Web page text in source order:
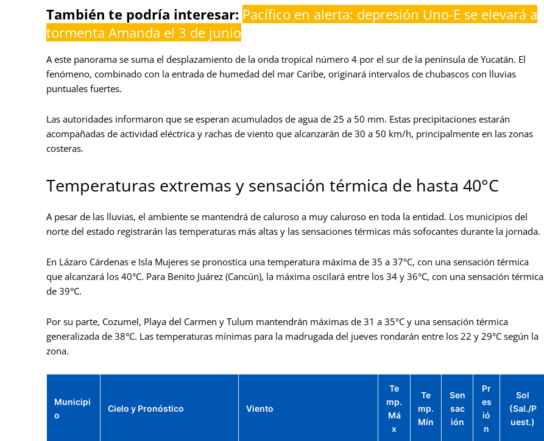
También te podría interesar: Pacífico en alerta: depresión Uno-E se elevará a
tormenta Amanda el 3 de junio
A este panorama se suma el desplazamiento de la onda tropical número 4 por el sur de la península de Yucatán. El
fenómeno, combinado con la entrada de humedad del mar Caribe, originará intervalos de chubascos con lluvias
puntuales fuertes.
Las autoridades informaron que se esperan acumulados de agua de 25 a 50 mm. Estas precipitaciones estarán
acompañadas de actividad eléctrica y rachas de viento que alcanzarán de 30 a 50 km/h, principalmente en las zonas
costeras.
Temperaturas extremas y sensación térmica de hasta 40°C
A pesar de las lluvias, el ambiente se mantendrá de caluroso a muy caluroso en toda la entidad. Los municipios del
norte del estado registrarán las temperaturas más altas y las sensaciones térmicas más sofocantes durante la jornada.
En Lázaro Cárdenas e Isla Mujeres se pronostica una temperatura máxima de 35 a 37°C, con una sensación térmica
que alcanzará los 40°C. Para Benito Juárez (Cancún), la máxima oscilará entre los 34 y 36°C, con una sensación térmica
de 39°C.
Por su parte, Cozumel, Playa del Carmen y Tulum mantendrán máximas de 31 a 35°C y una sensación térmica
generalizada de 38°C. Las temperaturas mínimas para la madrugada del jueves rondarán entre los 22 y 29°C según la
zona.
Municipi
o
Cielo y Pronóstico Viento
Te
mp.
Má
x
Te
mp.
Mín
Sen
sac
ión
Pr
es
ió
n
Sol
(Sal./P
uest.)